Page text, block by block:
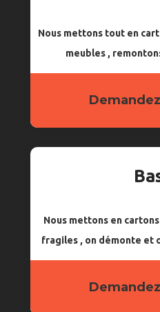
Nous mettons tout en
meubles ,
Nous mettons en
fragiles , on démonte et